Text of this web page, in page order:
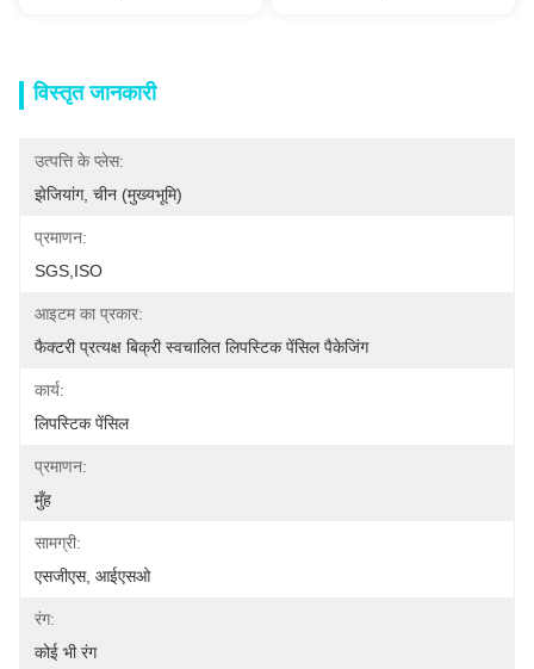
विस्तृत जानकारी
उत्पत्ति के प्लेस:
झेजियांग, चीन (मुख्यभूमि)
प्रमाणन:
SGS,ISO
आइटम का प्रकार:
फैक्टरी प्रत्यक्ष बिक्री स्वचालित लिपस्टिक पेंसिल पैकेजिंग
कार्य:
लिपस्टिक पेंसिल
प्रमाणन:
मुँह
सामग्री:
एसजीएस, आईएसओ
रंग:
कोई भी रंग